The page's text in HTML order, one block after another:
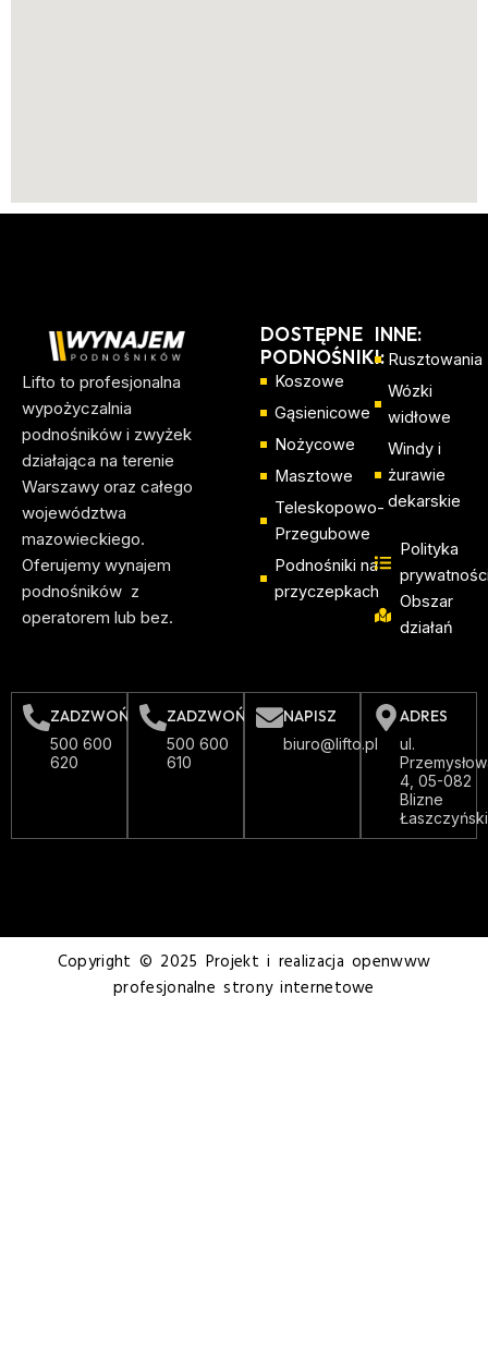
Lifto to profesjonalna
wypożyczalnia
podnośników i zwyżek
działająca na terenie
Warszawy oraz całego
województwa
mazowieckiego.
Oferujemy wynajem
podnośników z
operatorem lub bez.
DOSTĘPNE
PODNOŚNIKI:
Koszowe
Gąsienicowe
Nożycowe
Masztowe
Teleskopowo-
Przegubowe
Podnośniki na
przyczepkach
INNE:
Rusztowania
Wózki
widłowe
Windy i
żurawie
dekarskie
Polityka
Obszar
działań
ZADZWOŃ
500 600
620
ZADZWOŃ
500 600
610
NAPISZ
biuro@lifto.pl
ADRES
ul.
4, 05-082
Blizne
Copyright © 2025 Projekt i realizacja openwww
profesjonalne strony internetowe